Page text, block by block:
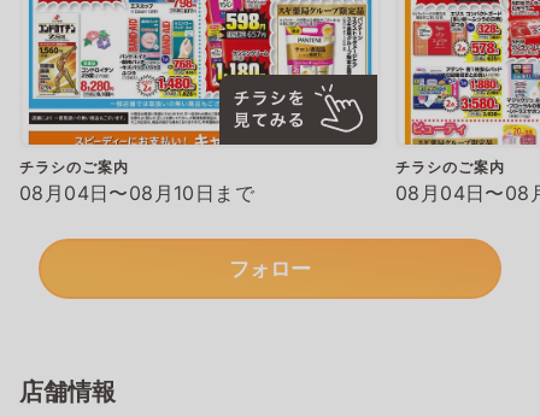
チラシのご案内
08月04日〜08月10日まで
チラシのご案内
08月04日〜08
フォロー
店舗情報